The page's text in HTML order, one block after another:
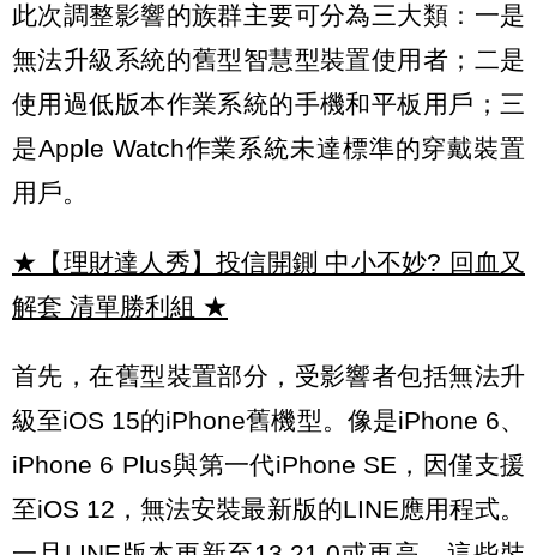
此次調整影響的族群主要可分為三大類：一是
無法升級系統的舊型智慧型裝置使用者；二是
使用過低版本作業系統的手機和平板用戶；三
是Apple Watch作業系統未達標準的穿戴裝置
用戶。
★【理財達人秀】投信開鍘 中小不妙? 回血又
解套 清單勝利組 ★
首先，在舊型裝置部分，受影響者包括無法升
級至iOS 15的iPhone舊機型。像是iPhone 6、
iPhone 6 Plus與第一代iPhone SE，因僅支援
至iOS 12，無法安裝最新版的LINE應用程式。